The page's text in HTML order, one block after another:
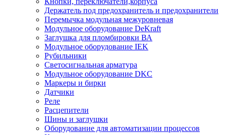
Держатель под предохранитель и предохранители
Перемычка модульная межуровневая
Модульное оборудование DeKraft
Заглушка для пломбировки ВА
Модульное оборудование IEK
Рубильники
Светосигнальная арматура
Модульное оборудование DKC
Маркеры и бирки
Датчики
Реле
Расцепители
Шины и заглушки
Оборудование для автоматизации процессов